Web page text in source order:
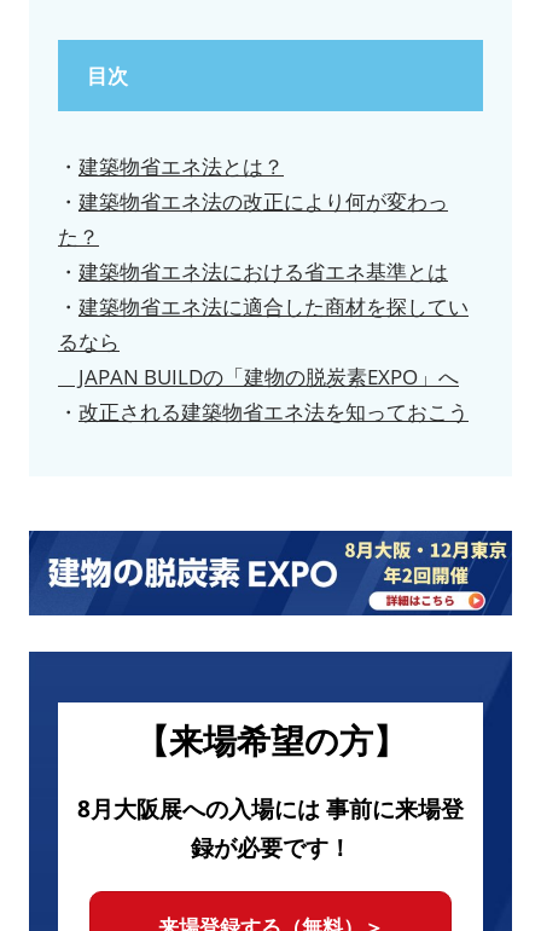
目次
・ 建築物省エネ法とは？
・ 建築物省エネ法の改正により何が変わっ
た？
・ 建築物省エネ法における省エネ基準とは
・ 建築物省エネ法に適合した商材を探してい
るなら
JAPAN BUILDの「建物の脱炭素EXPO」へ
・ 改正される建築物省エネ法を知っておこう
【来場希望の方】
8月大阪展への入場には 事前に来場登
録が必要です！